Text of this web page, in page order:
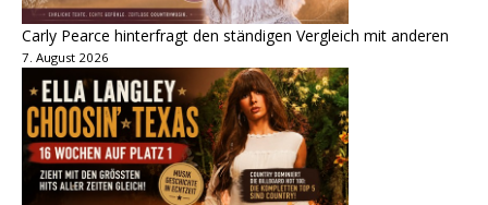
Carly Pearce hinterfragt den ständigen Vergleich mit anderen
7. August 2026